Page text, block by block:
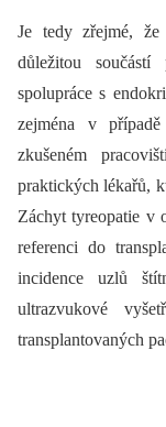
Je tedy zřejmé, že
důležitou součástí
spolupráce s
zejména v
zkušeném
praktických lékařů,
Záchyt tyreopatie v
referenci do
incidence uzlů
ultrazvukové
transplantovaných